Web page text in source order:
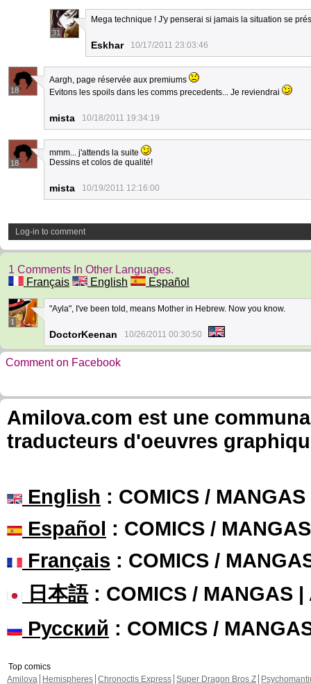
31
Mega technique ! J'y penserai si jamais la situation se
Eskhar 10/17/2011 23:03:46
18
Aargh, page réservée aux premiums
Evitons les spoils dans les comms precedents... Je reviendrai
mista 10/18/2011 19:34:19
18
mmm... j'attends la suite
Dessins et colos de qualité!
mista 10/19/2011 12:16:00
Log-in to comment
1 Comments In Other Languages.
Français
English Español
1
"Ayla", I've been told, means Mother in Hebrew. Now you know.
DoctorKeenan 10/26/2011 00:30:50
Comment on Facebook
Amilova.com est une
traducteurs d'oeuvres
English : COMICS /
Español : COMICS /
Français : COMICS /
日本語: COMICS / MANGAS |
Русский : COMICS /
Top comics
Amilova
Hemispheres Chronoctis Express Super Dragon Bros Z